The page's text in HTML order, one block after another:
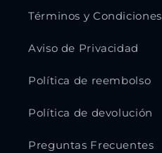
Términos y Condiciones
Aviso de Privacidad
Política de reembolso
Política de devolución
Preguntas Frecuentes